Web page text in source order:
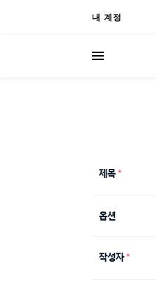
내 계정
제목*
옵션
작성자*